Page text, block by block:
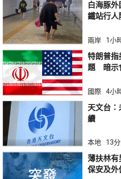
白海豚
鐵站行人
兩岸 1小
特朗普指
題 暗示
國際 4小
天文台
續
本地 13
薄扶林
保安及外